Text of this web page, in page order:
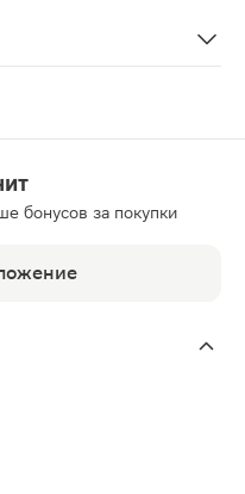
бонусов за покупки